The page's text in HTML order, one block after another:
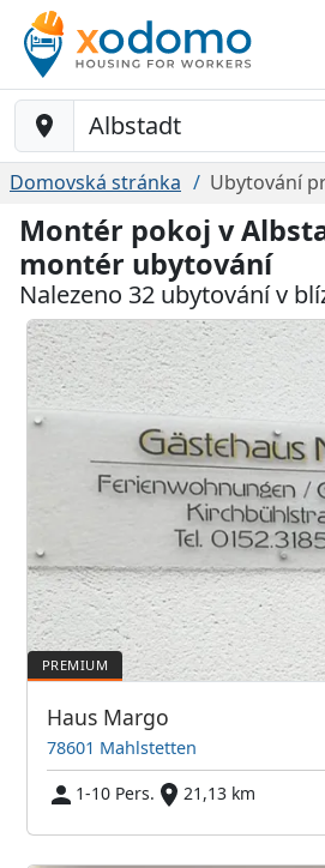
Baustelle-Location
Domovská stránka Ubytování
Montér pokoj v
montér ubytování
Nalezeno 32 ubytování v
Haus Margo
78601 Mahlstetten
1-10 Pers.
21,13 km